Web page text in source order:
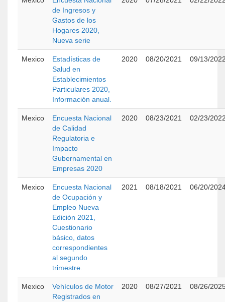
de Ingresos y
Gastos de los
Hogares 2020,
Nueva serie
Mexico
Estadísticas de
Salud en
Establecimientos
Particulares 2020,
Información anual.
2020 08/20/2021 09/13/
Mexico
Encuesta Nacional
de Calidad
Regulatoria e
Impacto
Gubernamental en
Empresas 2020
2020 08/23/2021 02/23/
Mexico
Encuesta Nacional
de Ocupación y
Empleo Nueva
Edición 2021,
Cuestionario
básico, datos
correspondientes
al segundo
trimestre.
2021 08/18/2021 06/20/
Mexico
Vehículos de Motor
Registrados en
2020 08/27/2021 08/26/